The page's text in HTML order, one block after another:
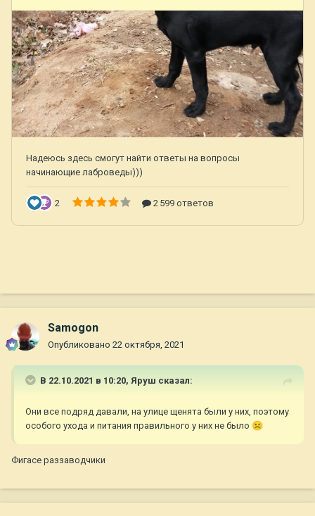
Samogon
Опубликовано 22 октября, 2021
В 22.10.2021 в 10:20, Яруш сказал:
Они все подряд давали, на улице щенята были у них, поэтому
особого ухода и питания правильного у них не было ☹️
Фигасе раззаводчики